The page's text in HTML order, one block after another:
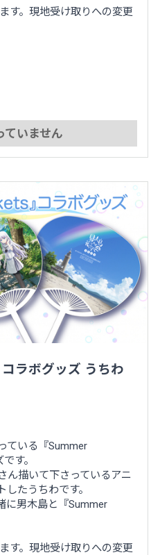
す。現地受け取りへの変更
ていません
コラボグッズ うちわ
ている『Summer
す。
ん描いて下さっているアニ
たうちわです。
に男木島と『Summer
す。現地受け取りへの変更